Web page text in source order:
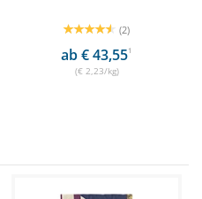
(2)
ab € 43,551
(€ 2,23/kg)